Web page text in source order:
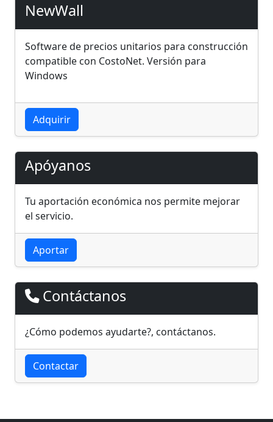
NewWall
Software de precios unitarios para construcción
compatible con CostoNet. Versión para
Windows
Adquirir
Apóyanos
Tu aportación económica nos permite mejorar
el servicio.
Aportar
Contáctanos
¿Cómo podemos ayudarte?, contáctanos.
Contactar